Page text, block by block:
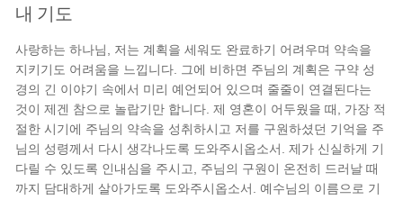
내 기도
사랑하는 하나님, 저는 계획을 세워도 완료하기 어려우며 약속을
지키기도 어려움을 느낍니다. 그에 비하면 주님의 계획은 구약 성
경의 긴 이야기 속에서 미리 예언되어 있으며 줄줄이 연결된다는
것이 제겐 참으로 놀랍기만 합니다. 제 영혼이 어두웠을 때, 가장 적
절한 시기에 주님의 약속을 성취하시고 저를 구원하셨던 기억을 주
님의 성령께서 다시 생각나도록 도와주시옵소서. 제가 신실하게 기
다릴 수 있도록 인내심을 주시고, 주님의 구원이 온전히 드러날 때
까지 담대하게 살아가도록 도와주시옵소서. 예수님의 이름으로 기